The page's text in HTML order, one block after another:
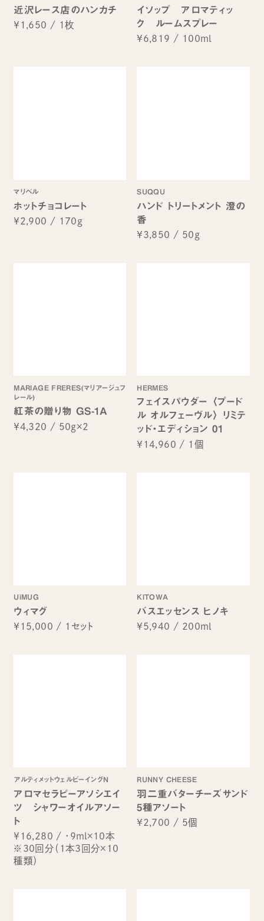
近沢レース店のハンカチ
¥1,650 / 1枚
イソップ アロマティッ
ク ルームスプレー
¥6,819 / 100ml
マリベル
ホットチョコレート
¥2,900 / 170g
SUQQU
ハンド トリートメント 澄の
香
¥3,850 / 50g
MARIAGE FRERES(マリアージュフ
レール)
紅茶の贈り物 GS-1A
¥4,320 / 50g×2
HERMES
フェイスパウダー 〈プード
ル オルフェーヴル〉 リミテ
ッド・エディション 01
¥14,960 / 1個
UiMUG
ウィマグ
¥15,000 / 1セット
KITOWA
バスエッセンス ヒノキ
¥5,940 / 200ml
アルティメットウェルビーイングN
アロマセラピーアソシエイ
ツ シャワーオイルアソー
ト
¥16,280 / ・9ml×10本
※30回分（1本3回分×10
種類）
RUNNY CHEESE
羽二重バターチーズサンド
5種アソート
¥2,700 / 5個